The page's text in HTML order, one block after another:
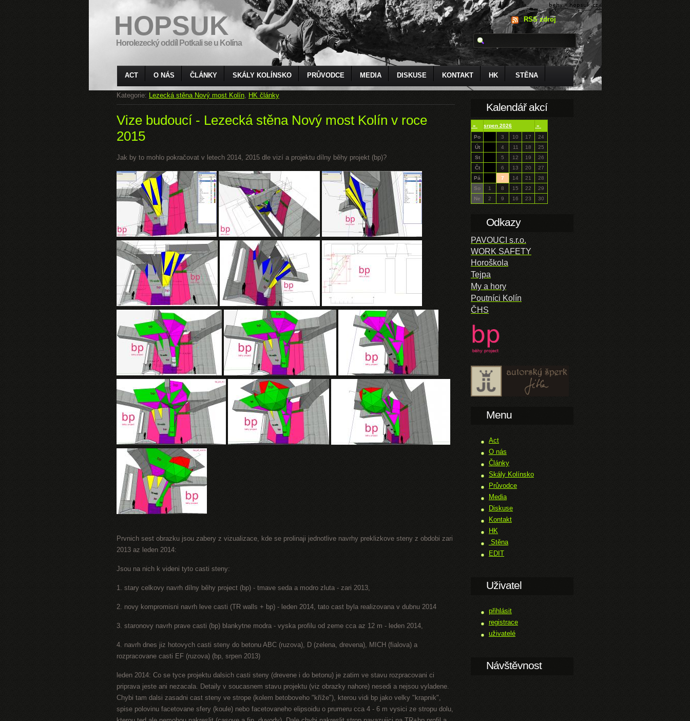
HOPSUK
Horolezecký oddíl Potkali se u Kolína
RSS zdroj
ACT O NÁS ČLÁNKY SKÁLY KOLÍNSKO PRŮVODCE MEDIA DISKUSE KONTAKT HK STĚNA
Kategorie: Lezecká stěna Nový most Kolín, HK články
Vize budoucí - Lezecká stěna Nový most Kolín v roce
2015
Jak by to mohlo pokračovat v letech 2014, 2015 dle vizí a projektu dílny běhy projekt (bp)?
Prvnich sest obrazku jsou zabery z vizualizace, kde se prolinaji jednotlive navrhy preklizkove steny z obdobi zari
2013 az leden 2014:
Jsou na nich k videni tyto casti steny:
1. stary celkovy navrh dílny běhy project (bp) - tmave seda a modro zluta - zari 2013,
2. novy kompromisni navrh leve casti (TR walls + bp) - leden 2014, tato cast byla realizovana v dubnu 2014
3. staronovy navrh prave casti (bp) blankytne modra - vyska profilu od zeme cca az 12 m - leden 2014,
4. navrh dnes jiz hotovych casti steny do betonu ABC (ruzova), D (zelena, drevena), MICH (fialova) a
rozpracovane casti EF (ruzova) (bp, srpen 2013)
leden 2014: Co se tyce projektu dalsich casti steny (drevene i do betonu) je zatim ve stavu rozpracovani ci
priprava jeste ani nezacala. Detaily v soucasnem stavu projektu (viz obrazky nahore) nesedi a nejsou vyladene.
Chybi tam dalsi zasadni cast steny ve strope (kolem betoboveho "kříže"), kterou vidi bp jako velky "krapnik",
spise polovinu facetovane sfery (koule) nebo facetovaneho elipsoidu o prumeru cca 4 - 6 m vysici ze stropu dolu,
Kalendář akcí
« srpen 2026
»
Po
3 10 17
24
Út
4 11 18
25
St
5 12 19
26
Čt
6 13 20
27
Pá
7 14 21
28
So
1 8 15 22
29
Ne
2 9 16 23 30
Odkazy
PAVOUCI s.r.o.
WORK SAFETY
Horoškola
Tejpa
My a hory
Poutníci Kolín
ČHS
Menu
Act
O nás
Články
Skály Kolínsko
Průvodce
Media
Diskuse
Kontakt
HK
Stěna
EDIT
Uživatel
přihlásit
registrace
uživatelé
Návštěvnost